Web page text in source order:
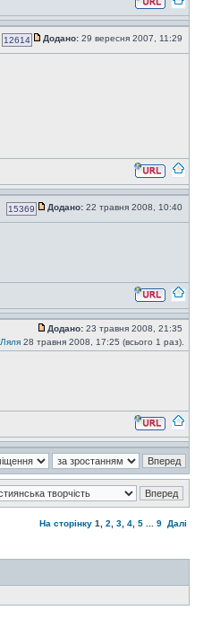
12614 Додано: 29 вересня 2007, 11:29
15369 Додано: 22 травня 2008, 10:40
Додано: 23 травня 2008, 21:35
Ляля 28 травня 2008, 17:25 (всього 1 раз).
На сторінку 1 2 3 4 5 9 Далі